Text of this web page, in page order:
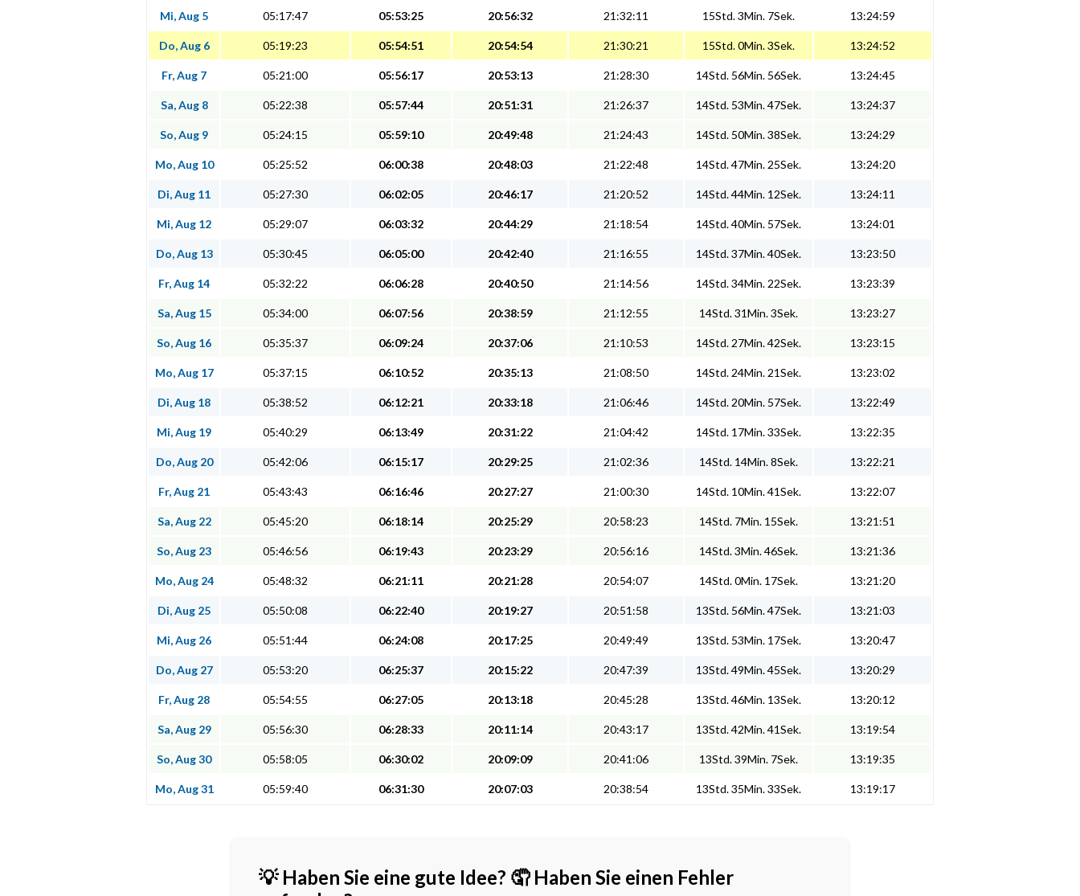
Mi, Aug 5 05:17:47 05:53:25 20:56:32 21:32:11 15Std. 3Min. 7Sek. 13:24:59
Do, Aug 6 05:19:23 05:54:51 20:54:54 21:30:21 15Std. 0Min. 3Sek. 13:24:52
Fr, Aug 7 05:21:00 05:56:17 20:53:13 21:28:30 14Std. 56Min. 56Sek. 13:24:45
Sa, Aug 8 05:22:38 05:57:44 20:51:31 21:26:37 14Std. 53Min. 47Sek. 13:24:37
So, Aug 9 05:24:15 05:59:10 20:49:48 21:24:43 14Std. 50Min. 38Sek. 13:24:29
Mo, Aug 10 05:25:52 06:00:38 20:48:03 21:22:48 14Std. 47Min. 25Sek. 13:24:20
Di, Aug 11 05:27:30 06:02:05 20:46:17 21:20:52 14Std. 44Min. 12Sek. 13:24:11
Mi, Aug 12 05:29:07 06:03:32 20:44:29 21:18:54 14Std. 40Min. 57Sek. 13:24:01
Do, Aug 13 05:30:45 06:05:00 20:42:40 21:16:55 14Std. 37Min. 40Sek. 13:23:50
Fr, Aug 14 05:32:22 06:06:28 20:40:50 21:14:56 14Std. 34Min. 22Sek. 13:23:39
Sa, Aug 15 05:34:00 06:07:56 20:38:59 21:12:55 14Std. 31Min. 3Sek. 13:23:27
So, Aug 16 05:35:37 06:09:24 20:37:06 21:10:53 14Std. 27Min. 42Sek. 13:23:15
Mo, Aug 17 05:37:15 06:10:52 20:35:13 21:08:50 14Std. 24Min. 21Sek. 13:23:02
Di, Aug 18 05:38:52 06:12:21 20:33:18 21:06:46 14Std. 20Min. 57Sek. 13:22:49
Mi, Aug 19 05:40:29 06:13:49 20:31:22 21:04:42 14Std. 17Min. 33Sek. 13:22:35
Do, Aug 20 05:42:06 06:15:17 20:29:25 21:02:36 14Std. 14Min. 8Sek. 13:22:21
Fr, Aug 21 05:43:43 06:16:46 20:27:27 21:00:30 14Std. 10Min. 41Sek. 13:22:07
Sa, Aug 22 05:45:20 06:18:14 20:25:29 20:58:23 14Std. 7Min. 15Sek. 13:21:51
So, Aug 23 05:46:56 06:19:43 20:23:29 20:56:16 14Std. 3Min. 46Sek. 13:21:36
Mo, Aug 24 05:48:32 06:21:11 20:21:28 20:54:07 14Std. 0Min. 17Sek. 13:21:20
Di, Aug 25 05:50:08 06:22:40 20:19:27 20:51:58 13Std. 56Min. 47Sek. 13:21:03
Mi, Aug 26 05:51:44 06:24:08 20:17:25 20:49:49 13Std. 53Min. 17Sek. 13:20:47
Do, Aug 27 05:53:20 06:25:37 20:15:22 20:47:39 13Std. 49Min. 45Sek. 13:20:29
Fr, Aug 28 05:54:55 06:27:05 20:13:18 20:45:28 13Std. 46Min. 13Sek. 13:20:12
Sa, Aug 29 05:56:30 06:28:33 20:11:14 20:43:17 13Std. 42Min. 41Sek. 13:19:54
So, Aug 30 05:58:05 06:30:02 20:09:09 20:41:06 13Std. 39Min. 7Sek. 13:19:35
Mo, Aug 31 05:59:40 06:31:30 20:07:03 20:38:54 13Std. 35Min. 33Sek. 13:19:17
💡 Haben Sie eine gute Idee? 🤦 Haben Sie einen Fehler